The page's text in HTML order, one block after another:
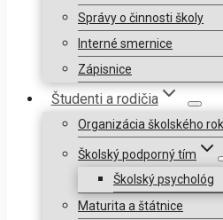
Správy o činnosti školy
Interné smernice
Zápisnice
Študenti a rodičia
Organizácia školského
Školský podporný tím
Školský psychológ
Maturita a štátnice